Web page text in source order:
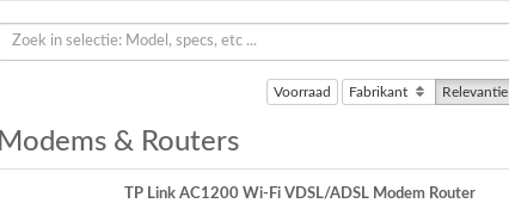
Voorraad Fabrikant Relevantie
Modems & Routers
TP Link AC1200 Wi-Fi VDSL/ADSL Modem Router